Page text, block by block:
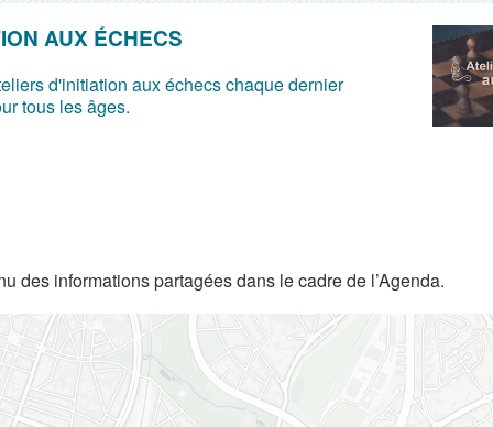
AUX ÉCHECS
d'initiation aux échecs chaque dernier
tous les âges.
des informations partagées dans le cadre de l’Agenda.